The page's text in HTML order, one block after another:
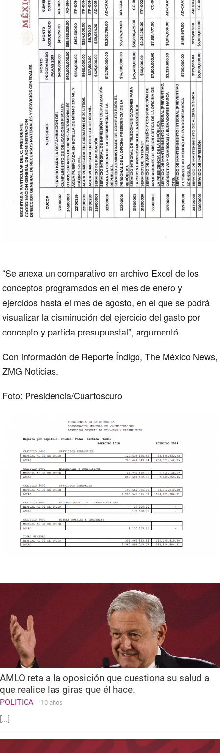
“Se anexa un comparativo en archivo Excel de los
conceptos programados en el mes de enero y
ejercidos hasta el mes de agosto, en el que se podrá
visualizar la disminución del ejercicio del gasto por
concepto y partida presupuestal”, argumentó.
Con información de Reporte Índigo, The México News,
ZMG Noticias.
Foto: Presidencia/Cuartoscuro
AMLO reta a la oposición que cuestiona su salud a
que realice las giras que él hace.
POLITICA 10 años
[...]